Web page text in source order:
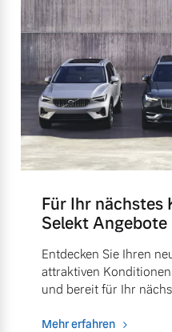
Für Ihr nächstes
Selekt Angebote
Entdecken Sie Ihren
attraktiven
und bereit für Ihr
Mehr erfahren